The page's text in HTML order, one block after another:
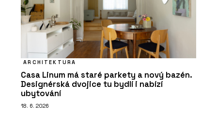
ARCHITEKTURA
Casa Linum má staré parkety a nový bazén.
Designérská dvojice tu bydlí i nabízí
ubytování
18. 6. 2026